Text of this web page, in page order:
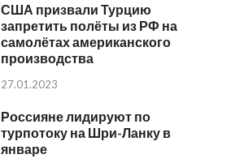
США призвали Турцию
запретить полёты из РФ на
самолётах американского
производства
27.01.2023
Россияне лидируют по
турпотоку на Шри-Ланку в
январе